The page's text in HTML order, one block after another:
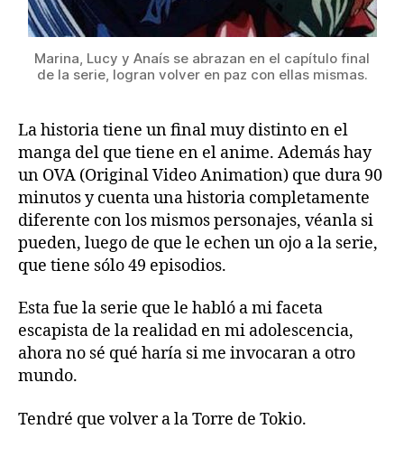
Marina, Lucy y Anaís se abrazan en el capítulo final
de la serie, logran volver en paz con ellas mismas.
La historia tiene un final muy distinto en el
manga del que tiene en el anime. Además hay
un OVA (Original Video Animation) que dura 90
minutos y cuenta una historia completamente
diferente con los mismos personajes, véanla si
pueden, luego de que le echen un ojo a la serie,
que tiene sólo 49 episodios.
Esta fue la serie que le habló a mi faceta
escapista de la realidad en mi adolescencia,
ahora no sé qué haría si me invocaran a otro
mundo.
Tendré que volver a la Torre de Tokio.